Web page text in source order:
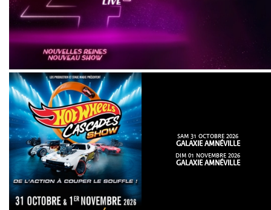
SAM 31 OCTOBRE 2026
GALAXIE AMNÉVILLE
DIM 01 NOVEMBRE 2026
GALAXIE AMNÉVILLE